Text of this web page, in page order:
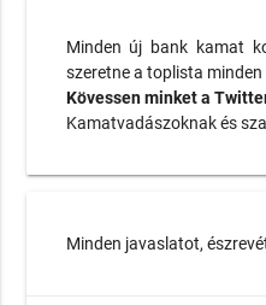
Minden új bank kamat
szeretne a toplista
Kövessen minket a
Kamatvadászoknak és
Minden javaslatot,